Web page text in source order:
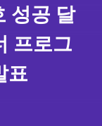
성공 달
프로그
표